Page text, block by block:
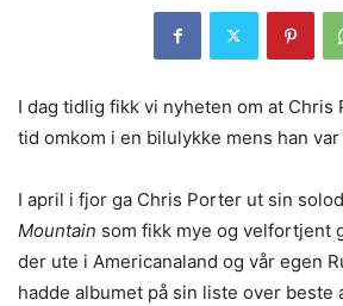
I dag tidlig fikk vi nyheten om at Chris
tid omkom i en bilulykke mens han
I april i fjor ga Chris Porter ut sin
Mountain som fikk mye og velfortjent
der ute i Americanaland og vår egen
hadde albumet på sin liste over beste